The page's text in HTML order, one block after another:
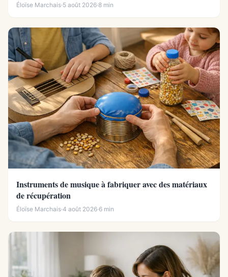
Éloïse Marchais·5 août 2026·8 min
Instruments de musique à fabriquer avec des matériaux
de récupération
Éloïse Marchais·4 août 2026·6 min